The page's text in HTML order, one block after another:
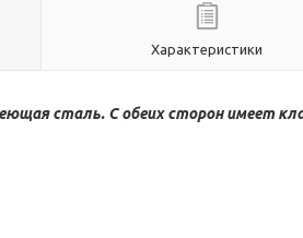
Характеристики
сталь. С обеих сторон имеет